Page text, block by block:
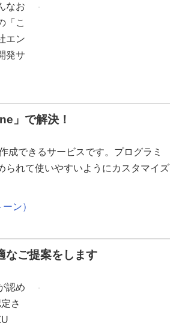
なお
「こ
エン
発サ
」で解決！
成できるサービスです。プログラミ
られて使いやすいようにカスタマイズ
ン）
なご提案をします
認め
さ